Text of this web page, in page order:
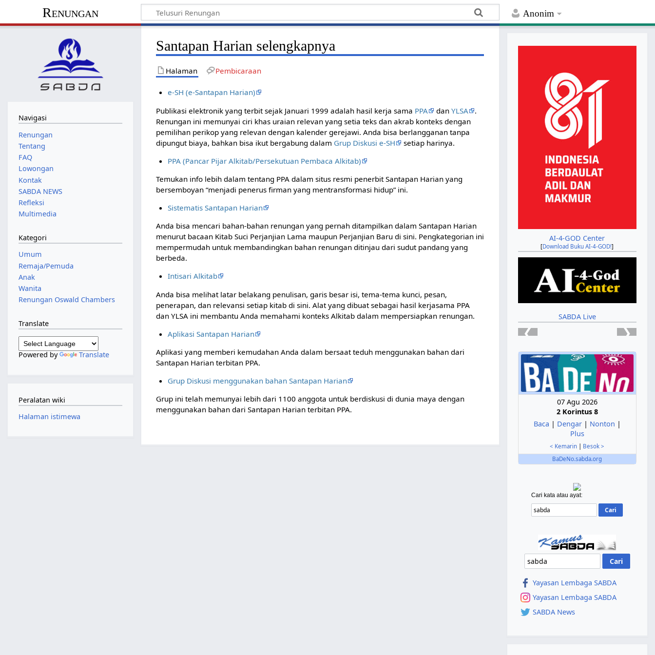
Anonim
Renungan
Santapan Harian selengkapnya
Halaman Pembicaraan
e-SH (e-Santapan Harian)
Publikasi elektronik yang terbit sejak Januari 1999 adalah hasil kerja sama PPA danYLSA
.
Renungan ini memunyai ciri khas uraian relevan yang setia teks dan akrab konteks dengan
pemilihan perikop yang relevan dengan kalender gerejawi. Anda bisa berlangganan tanpa
dipungut biaya, bahkan bisa ikut bergabung dalam Grup Diskusi e-SH
setiap harinya.
PPA (Pancar Pijar Alkitab/Persekutuan Pembaca Alkitab)
Temukan info lebih dalam tentang PPA dalam situs resmi penerbit Santapan Harian yang
bersemboyan “menjadi penerus firman yang mentransformasi hidup” ini.
Sistematis Santapan Harian
Anda bisa mencari bahan-bahan renungan yang pernah ditampilkan dalam Santapan Harian
menurut bacaan Kitab Suci Perjanjian Lama maupun Perjanjian Baru di sini. Pengkategorian ini
mempermudah untuk membandingkan bahan renungan ditinjau dari sudut pandang yang
berbeda.
Intisari Alkitab
Anda bisa melihat latar belakang penulisan, garis besar isi, tema-tema kunci, pesan,
penerapan, dan relevansi setiap kitab di sini. Alat yang dibuat sebagai hasil kerjasama PPA
dan YLSA ini membantu Anda memahami konteks Alkitab dalam mempersiapkan renungan.
Aplikasi Santapan Harian
Aplikasi yang memberi kemudahan Anda dalam bersaat teduh menggunakan bahan dari
Santapan Harian terbitan PPA.
Grup Diskusi menggunakan bahan Santapan Harian
Grup ini telah memunyai lebih dari 1100 anggota untuk berdiskusi di dunia maya dengan
menggunakan bahan dari Santapan Harian terbitan PPA.
Navigasi
Renungan
Tentang
FAQ
Lowongan
Kontak
SABDA NEWS
Refleksi
Multimedia
Kategori
Umum
Remaja/Pemuda
Anak
Wanita
Renungan Oswald Chambers
Translate
Powered by Translate
Peralatan wiki
Halaman istimewa
AI-4-GOD Center
[Download Buku AI-4-GOD!]
SABDA Live
❮ ❯
07 Agu 2026
2 Korintus 8
Baca | Dengar| Nonton |
Plus
< Kemarin
Besok >
BaDeNo.sabda.org
Cari kata atau ayat:
Yayasan Lembaga SABDA
Yayasan Lembaga SABDA
SABDA News